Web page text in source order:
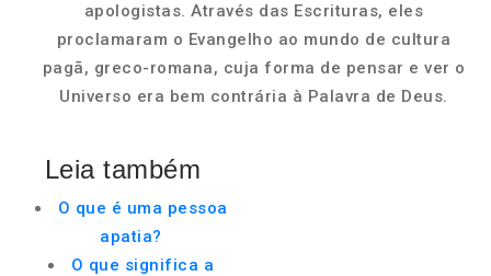
apologistas. Através das Escrituras, eles
proclamaram o Evangelho ao mundo de cultura
pagã, greco-romana, cuja forma de pensar e ver o
Universo era bem contrária à Palavra de Deus.
Leia também
O que é uma pessoa
apatia?
O que significa a